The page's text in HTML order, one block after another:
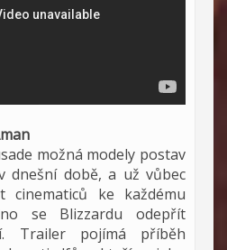
možná modely postav
dnešní době, a už vůbec
cinematiců ke každému
se Blizzardu odepřít
Trailer pojímá příběh